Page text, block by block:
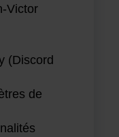
Victor
(Discord
de